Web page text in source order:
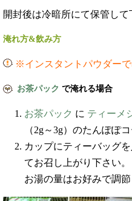
開封後は冷暗所にて保管して
淹れ方&飲み方
※インスタントパウダー
お茶パック で淹れる場合
お茶パック に ティーメ
（2g～3g）のたんぽぽ
カップにティーバッグ
てお召し上がり下さい。
お湯の量はお好みで調節